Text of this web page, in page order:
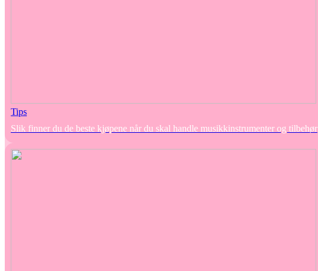
Tips
Slik finner du de beste kjøpene når du skal handle musikkinstrumenter og tilbehør